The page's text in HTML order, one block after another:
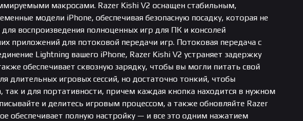
макросами. Razer Kishi V2 оснащен стабильным,
модели iPhone, обеспечивая безопасную посадку, которая не
воспроизведения полноценных игр для ПК и консолей
приложений для потоковой передачи игр. Потоковая передача с
Lightning вашего iPhone, Razer Kishi V2 устраняет задержку
обеспечивает сквозную зарядку, чтобы вы могли питать свой
длительных игровых сессий, но достаточно тонкий, чтобы
и для портативности, причем каждая кнопка находится в нужном
и делитесь игровым процессом, а также обновляйте Razer
обеспечивает полную настройку — и все это одним нажатием